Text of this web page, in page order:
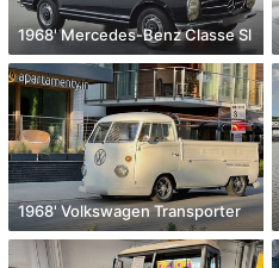
1968' Mercedes-Benz Classe Sl
1968' Volkswagen Transporter